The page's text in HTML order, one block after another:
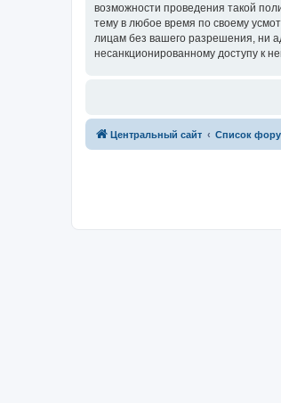
возможности проведения такой
тему в любое время по своему
лицам без вашего разрешения, ни
несанкционированному доступу к
Центральный сайт Список